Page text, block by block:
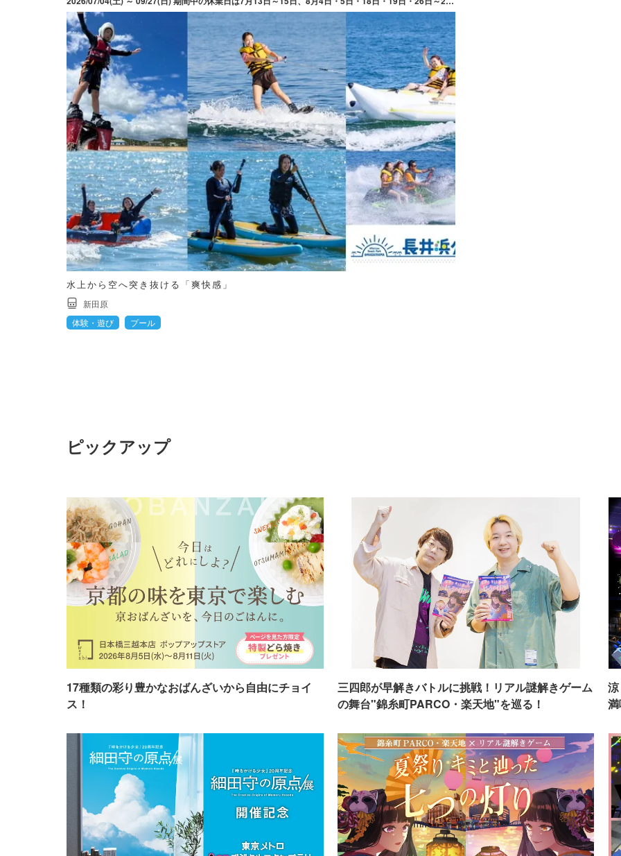
水上から空へ突き抜ける「爽快感」
新田原
体験・遊び
プール
ピックアップ
17種類の彩り豊かなおばんざいから自由にチョイ
ス！
三四郎が早解きバトルに挑戦！リアル謎解きゲーム
の舞台"錦糸町PARCO・楽天地"を巡る！